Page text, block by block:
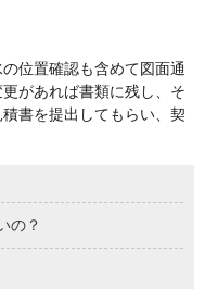
位置確認も含めて図面通
があれば書類に残し、そ
書を提出してもらい、契
の？